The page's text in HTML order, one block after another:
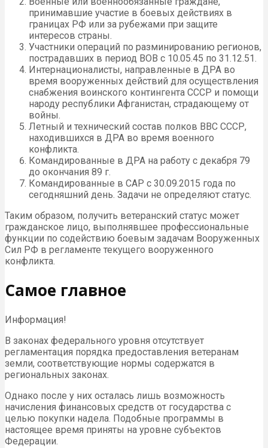
принимавшие участие в боевых действиях в
границах РФ или за рубежами при защите
интересов страны.
Участники операций по разминированию регионов,
пострадавших в период ВОВ с 10.05.45 по 31.12.51.
Интернационалисты, направленные в ДРА во
время вооруженных действий для осуществления
снабжения воинского контингента СССР и помощи
народу республики Афганистан, страдающему от
войны.
Летный и технический состав полков ВВС СССР,
находившихся в ДРА во время военного
конфликта.
Командированные в ДРА на работу с декабря 79
до окончания 89 г.
Командированные в САР с 30.09.2015 года по
сегодняшний день. Задачи не определяют статус.
Таким образом, получить ветеранский статус может
гражданское лицо, выполнявшее профессиональные
функции по содействию боевым задачам Вооруженных
Сил РФ в регламенте текущего вооруженного
конфликта.
Самое главное
Информация!
В законах федерального уровня отсутствует
регламентация порядка предоставления ветеранам
земли, соответствующие нормы содержатся в
региональных законах.
Однако после у них осталась лишь возможность
начисления финансовых средств от государства с
целью покупки надела. Подобные программы в
настоящее время приняты на уровне субъектов
Федерации.